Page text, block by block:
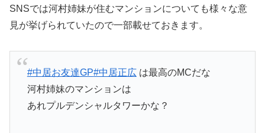
SNSでは河村姉妹が住むマンションについても様々な意
見が挙げられていたので一部載せておきます。
#中居お友達GP#中居正広は最高のMCだな
河村姉妹のマンションは
あれプルデンシャルタワーかな？